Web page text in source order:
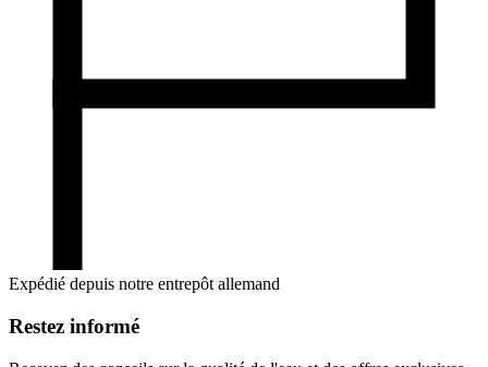
Expédié depuis notre entrepôt allemand
Restez informé